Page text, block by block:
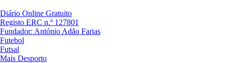
Diário Online Gratuito
Registo ERC n.º 127801
Fundador: António Adão Farias
Futebol
Futsal
Mais Desporto